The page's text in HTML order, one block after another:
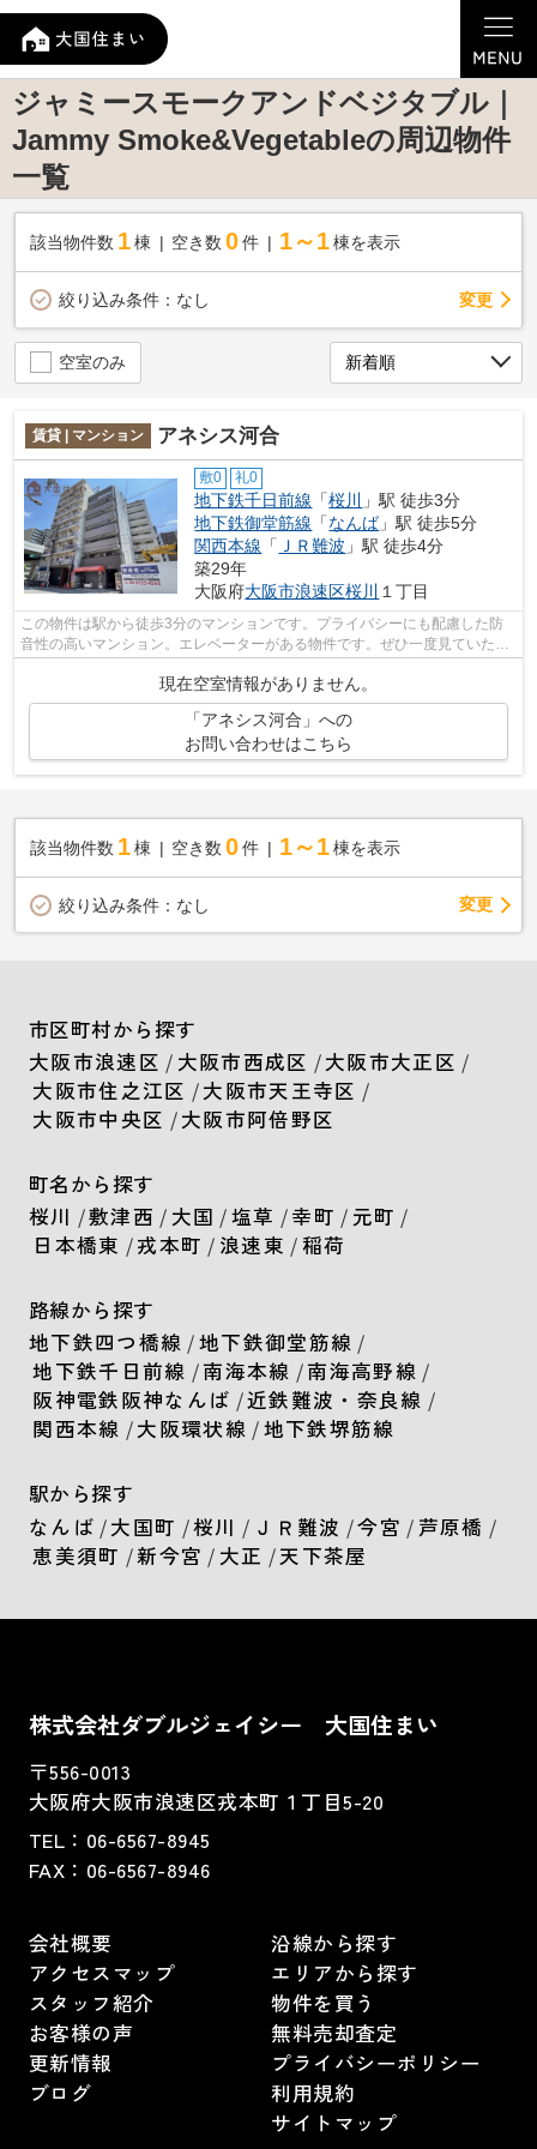
ジャミースモークアンドベジタブル｜
Jammy Smoke&Vegetableの周辺物件
一覧
該当物件数 1棟 空き数 0 件 1～1 棟を表示
絞り込み条件： なし 変更
空室のみ
賃貸 | マンション アネシス河合
敷0 礼0
地下鉄千日前線 「桜川
」駅 徒歩3分
地下鉄御堂筋線 「なんば」駅 徒歩5分
関西本線 「 ＪＲ難波 」駅 徒歩4分
築29年
大阪府大阪市浪速区桜川 １丁目
この物件は駅から徒歩3分のマンションです。プライバシーにも配慮した防
音性の高いマンション。エレベーターがある物件です。ぜひ一度見ていただ
現在空室情報がありません。
「アネシス河合」への
お問い合わせはこちら
該当物件数 1棟 空き数 0 件 1～1 棟を表示
絞り込み条件： なし 変更
市区町村から探す
大阪市浪速区 / 大阪市西成区 /大阪市大正区 /
大阪市住之江区 /大阪市天王寺区 /
大阪市中央区 /大阪市阿倍野区
町名から探す
桜川 /敷津西 / 大国 /塩草 /幸町 / 元町 /
日本橋東 /戎本町 / 浪速東 /稲荷
路線から探す
地下鉄四つ橋線 /地下鉄御堂筋線 /
地下鉄千日前線 /南海本線 /南海高野線 /
阪神電鉄阪神なんば /近鉄難波・奈良線 /
関西本線 /大阪環状線 /地下鉄堺筋線
駅から探す
なんば /大国町 /桜川 / ＪＲ難波 /今宮 / 芦原橋 /
恵美須町 /新今宮 / 大正 /天下茶屋
株式会社ダブルジェイシー 大国住まい
〒556-0013
大阪府大阪市浪速区戎本町１丁目5-20
TEL： 06-6567-8945
FAX：06-6567-8946
会社概要
アクセスマップ
スタッフ紹介
お客様の声
更新情報
ブログ
沿線から探す
エリアから探す
物件を買う
無料売却査定
プライバシーポリシー
利用規約
サイトマップ